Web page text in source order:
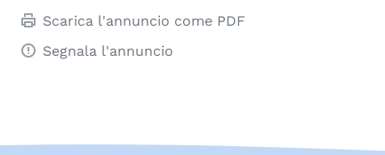
Scarica l'annuncio come PDF
Segnala l'annuncio